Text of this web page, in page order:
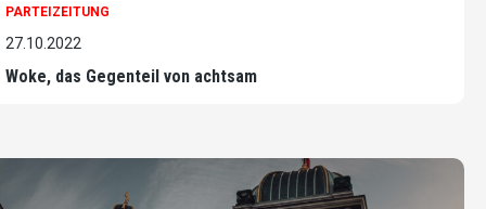
PARTEIZEITUNG
27.10.2022
Woke, das Gegenteil von achtsam